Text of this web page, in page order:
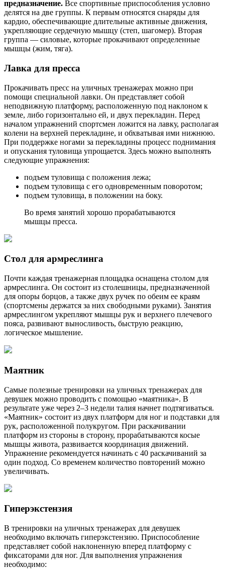
предназначение. Все спортивные приспособления условно
делятся на две группы. К первым относятся снаряды для
кардио, обеспечивающие длительные активные движения,
укрепляющие сердечную мышцу (степ, шагомер). Вторая
группа — силовые, которые прокачивают определенные
мышцы (жим, тяга).
Лавка для пресса
Прокачивать пресс на уличных тренажерах можно при
помощи специальной лавки. Он представляет собой
неподвижную платформу, расположенную под наклоном к
земле, либо горизонтально ей, и двух перекладин. Перед
началом упражнений спортсмен ложится на лавку, располагая
колени на верхней перекладине, и обхватывая ими нижнюю.
При поддержке ногами за перекладины процесс поднимания
и опускания туловища упрощается. Здесь можно выполнять
следующие упражнения:
подъем туловища с положения лежа;
подъем туловища с его одновременным поворотом;
подъем туловища, в положении на боку.
Во время занятий хорошо прорабатываются
мышцы пресса.
Стол для армреслинга
Почти каждая тренажерная площадка оснащена столом для
армреслинга. Он состоит из столешницы, предназначенной
для опоры борцов, а также двух ручек по обеим ее краям
(спортсмены держатся за них свободными руками). Занятия
армреслингом укрепляют мышцы рук и верхнего плечевого
пояса, развивают выносливость, быструю реакцию,
логическое мышление.
Маятник
Самые полезные тренировки на уличных тренажерах для
девушек можно проводить с помощью «маятника». В
результате уже через 2–3 недели талия начнет подтягиваться.
«Маятник» состоит из двух платформ для ног и подставки для
рук, расположенной полукругом. При раскачивании
платформ из стороны в сторону, прорабатываются косые
мышцы живота, развивается координация движений.
Упражнение рекомендуется начинать с 40 раскачиваний за
один подход. Со временем количество повторений можно
увеличивать.
Гиперэкстензия
В тренировки на уличных тренажерах для девушек
необходимо включать гиперэкстензию. Приспособление
представляет собой наклоненную вперед платформу с
фиксаторами для ног. Для выполнения упражнения
необходимо: